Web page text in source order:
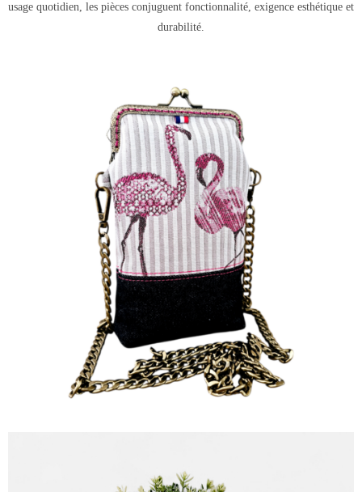
usage quotidien, les pièces conjuguent fonctionnalité, exigence esthétique et
durabilité.